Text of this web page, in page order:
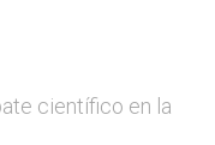
científico en la